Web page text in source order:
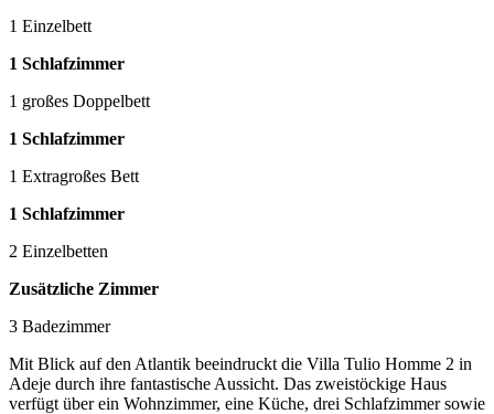
1 Einzelbett
1 Schlafzimmer
1 großes Doppelbett
1 Schlafzimmer
1 Extragroßes Bett
1 Schlafzimmer
2 Einzelbetten
Zusätzliche Zimmer
3 Badezimmer
Mit Blick auf den Atlantik beeindruckt die Villa Tulio Homme 2 in
Adeje durch ihre fantastische Aussicht. Das zweistöckige Haus
verfügt über ein Wohnzimmer, eine Küche, drei Schlafzimmer sowie